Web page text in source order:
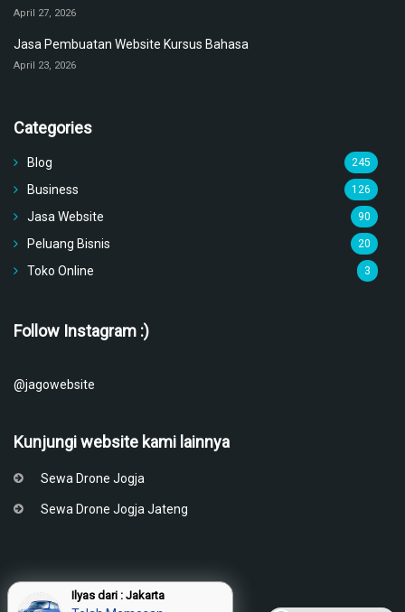
April 27, 2026
Jasa Pembuatan Website Kursus Bahasa
April 23, 2026
Categories
Blog 245
Business 126
Jasa Website 90
Peluang Bisnis 20
Toko Online 3
Follow Instagram :)
@jagowebsite
Kunjungi website kami lainnya
Sewa Drone Jogja
Sewa Drone Jogja Jateng
Ilyas dari : Jakarta